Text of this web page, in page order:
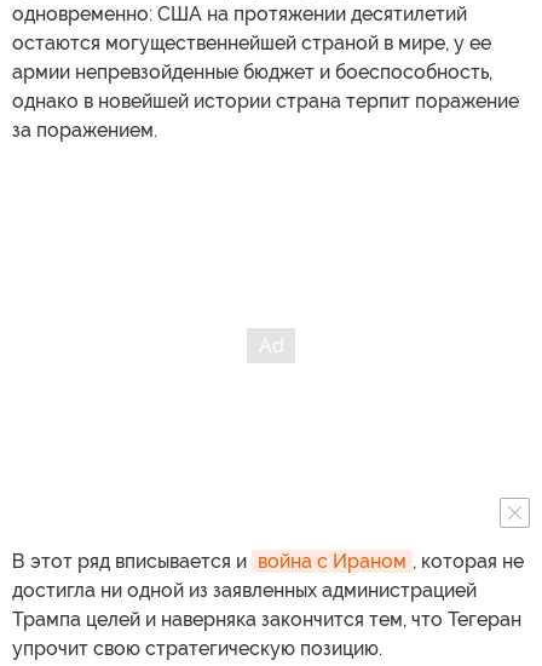
одновременно: США на протяжении десятилетий
остаются могущественнейшей страной в мире, у ее
армии непревзойденные бюджет и боеспособность,
однако в новейшей истории страна терпит поражение
за поражением.
В этот ряд вписывается и война с Ираном , которая не
достигла ни одной из заявленных администрацией
Трампа целей и наверняка закончится тем, что Тегеран
упрочит свою стратегическую позицию.